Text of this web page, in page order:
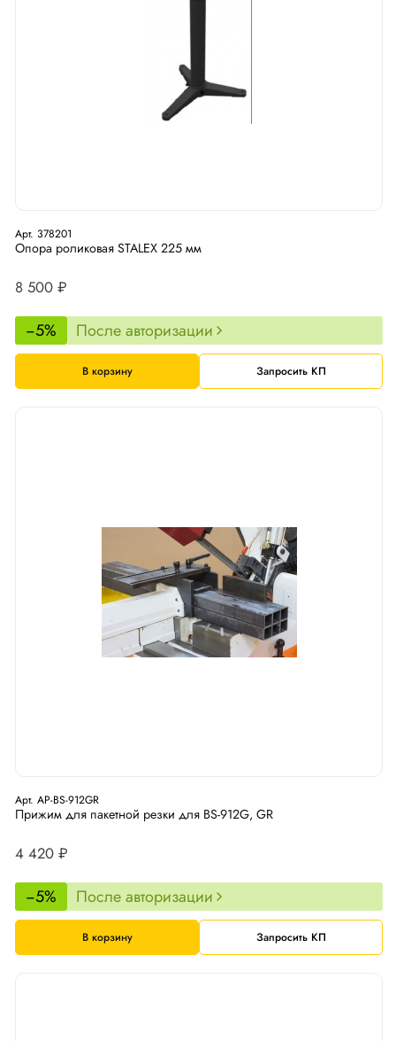
Арт. 378201
Опора роликовая STALEX 225 мм
8 500 ₽
−5% После авторизации
В корзину Запросить КП
Арт. AP-BS-912GR
Прижим для пакетной резки для BS-912G, GR
4 420 ₽
−5% После авторизации
В корзину Запросить КП